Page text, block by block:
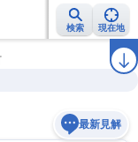
検索 現在地
意報 ラ
最新見解